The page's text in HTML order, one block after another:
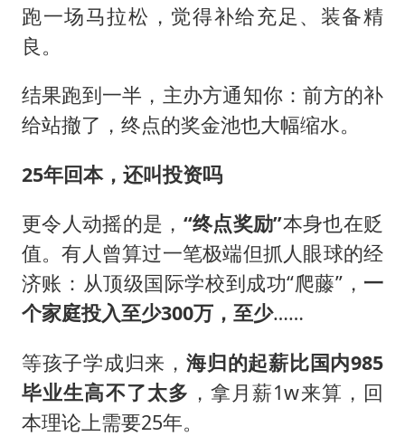
跑一场马拉松，觉得补给充足、装备精
良。
结果跑到一半，主办方通知你：前方的补
给站撤了，终点的奖金池也大幅缩水。
25年回本，还叫投资吗
更令人动摇的是， “终点奖励”本身也在贬
值。有人曾算过一笔极端但抓人眼球的经
济账：从顶级国际学校到成功“爬藤”， 一
个家庭投入至少300万，至少……
等孩子学成归来， 海归的起薪比国内985
毕业生高不了太多 ，拿月薪1w来算，回
本理论上需要25年。